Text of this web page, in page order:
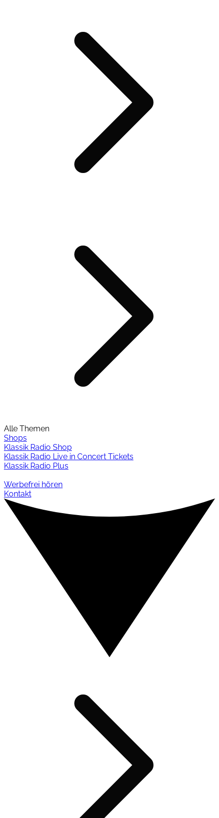
Alle Themen
Shops
Klassik Radio Shop
Klassik Radio Live in Concert Tickets
Klassik Radio Plus
Werbefrei hören
Kontakt